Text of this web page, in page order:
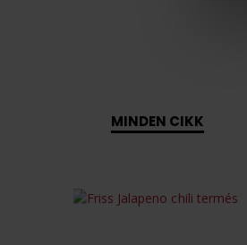
MINDEN CIKK